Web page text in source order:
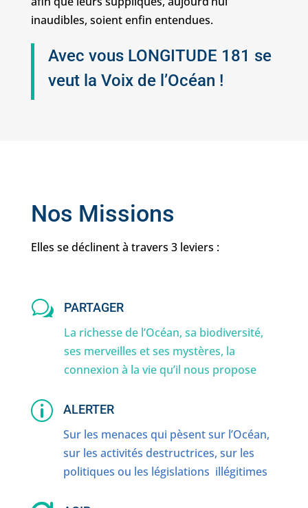
inaudibles, soient enfin entendues.
Avec vous LONGITUDE 181 se
veut la Voix de l’Océan !
Nos Missions
Elles se déclinent à travers 3 leviers :
w PARTAGER
La richesse de l’Océan, sa biodiversité,
ses merveilles et ses mystères, la
connexion à la vie qu’il nous propose
p ALERTER
Sur les menaces qui pèsent sur l’Océan,
sur les activités destructrices, sur les
politiques ou les législations illégitimes